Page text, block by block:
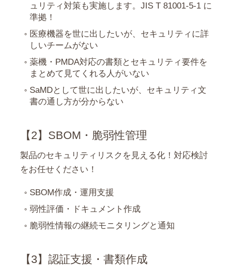
ュリティ対策も実施します。JIS T 81001-5-1 に
準拠！
医療機器を世に出したいが、セキュリティに詳
しいチームがない
薬機・PMDA対応の書類とセキュリティ要件を
まとめて見てくれる人がいない
SaMDとして世に出したいが、セキュリティ文
書の通し方が分からない
【2】SBOM・脆弱性管理
製品のセキュリティリスクを見える化！対応検討
をお任せください！
SBOM作成・運用支援
弱性評価・ドキュメント作成
脆弱性情報の継続モニタリングと通知
【3】認証支援・書類作成